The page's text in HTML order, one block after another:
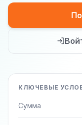
КЛЮЧЕВЫЕ
Сумма